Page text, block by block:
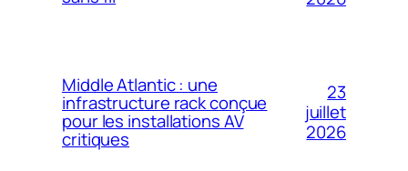
Middle Atlantic : une
infrastructure rack conçue
pour les installations AV
critiques
23
juillet
2026